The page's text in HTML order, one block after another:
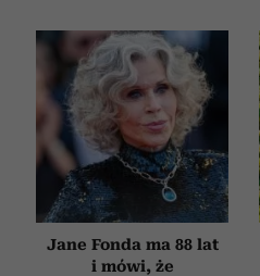
Jane Fonda ma 88 lat
i mówi, że